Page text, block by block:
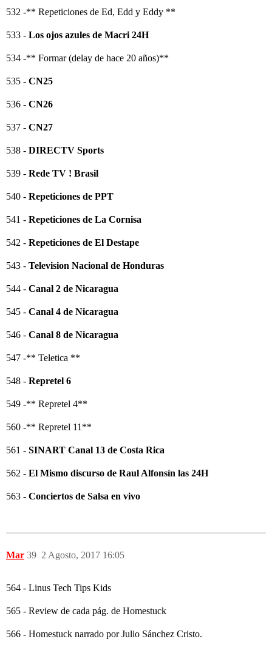
532 -** Repeticiones de Ed, Edd y Eddy **
533 - Los ojos azules de Macri 24H
534 -** Formar (delay de hace 20 años)**
535 - CN25
536 - CN26
537 - CN27
538 - DIRECTV Sports
539 - Rede TV ! Brasil
540 - Repeticiones de PPT
541 - Repeticiones de La Cornisa
542 - Repeticiones de El Destape
543 - Television Nacional de Honduras
544 - Canal 2 de Nicaragua
545 - Canal 4 de Nicaragua
546 - Canal 8 de Nicaragua
547 -** Teletica **
548 - Repretel 6
549 -** Repretel 4**
560 -** Repretel 11**
561 - SINART Canal 13 de Costa Rica
562 - El Mismo discurso de Raul Alfonsín las 24H
563 - Conciertos de Salsa en vivo
Mar 2 Agosto, 2017 16:05
39
564 - Linus Tech Tips Kids
565 - Review de cada pág. de Homestuck
566 - Homestuck narrado por Julio Sánchez Cristo.